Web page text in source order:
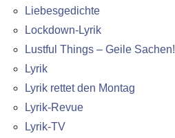
Liebesgedichte
Lockdown-Lyrik
Lustful Things – Geile Sachen!
Lyrik
Lyrik rettet den Montag
Lyrik-Revue
Lyrik-TV